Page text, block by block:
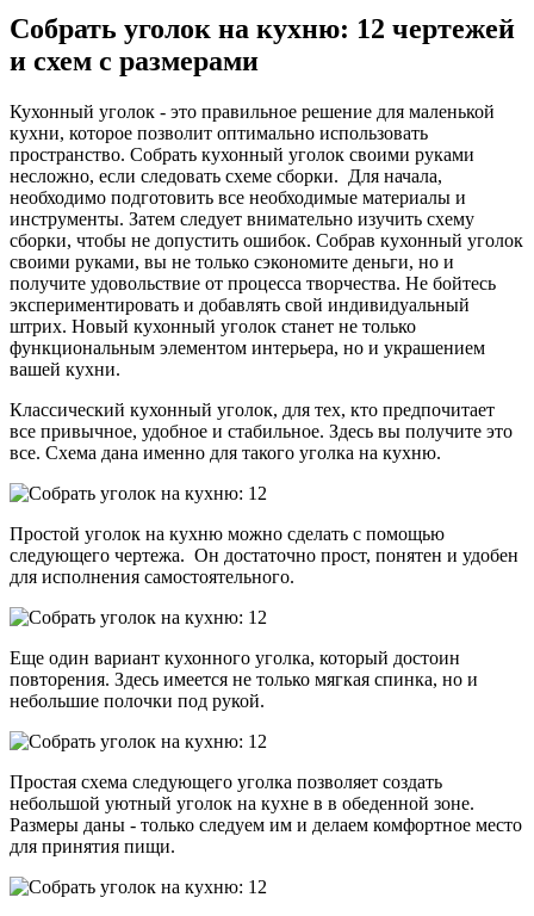
Собрать уголок на кухню: 12 чертежей
и схем с размерами
Кухонный уголок - это правильное решение для маленькой
кухни, которое позволит оптимально использовать
пространство. Собрать кухонный уголок своими руками
несложно, если следовать схеме сборки. Для начала,
необходимо подготовить все необходимые материалы и
инструменты. Затем следует внимательно изучить схему
сборки, чтобы не допустить ошибок. Собрав кухонный уголок
своими руками, вы не только сэкономите деньги, но и
получите удовольствие от процесса творчества. Не бойтесь
экспериментировать и добавлять свой индивидуальный
штрих. Новый кухонный уголок станет не только
функциональным элементом интерьера, но и украшением
вашей кухни.
Классический кухонный уголок, для тех, кто предпочитает
все привычное, удобное и стабильное. Здесь вы получите это
все. Схема дана именно для такого уголка на кухню.
Простой уголок на кухню можно сделать с помощью
следующего чертежа. Он достаточно прост, понятен и удобен
для исполнения самостоятельного.
Еще один вариант кухонного уголка, который достоин
повторения. Здесь имеется не только мягкая спинка, но и
небольшие полочки под рукой.
Простая схема следующего уголка позволяет создать
небольшой уютный уголок на кухне в в обеденной зоне.
Размеры даны - только следуем им и делаем комфортное место
для принятия пищи.